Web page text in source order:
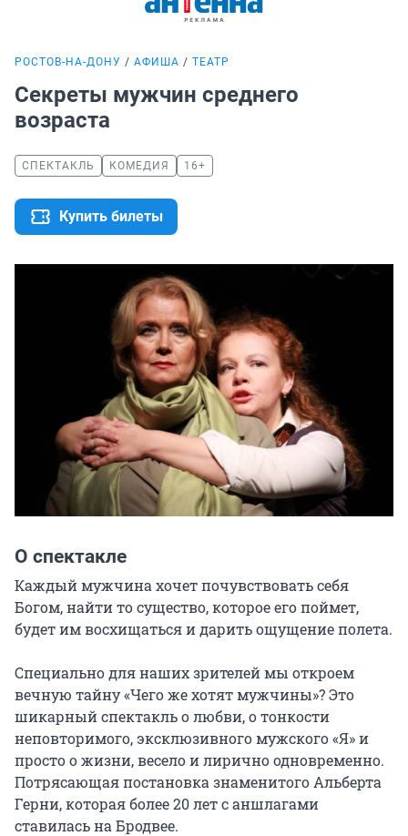
РОСТОВ-НА-ДОНУ АФИША ТЕАТР
Секреты мужчин среднего
возраста
СПЕКТАКЛЬ КОМЕДИЯ 16+
Купить билеты
О спектакле
Каждый мужчина хочет почувствовать себя
Богом, найти то существо, которое его поймет,
будет им восхищаться и дарить ощущение полета.
Специально для наших зрителей мы откроем
вечную тайну «Чего же хотят мужчины»? Это
шикарный спектакль о любви, о тонкости
неповторимого, эксклюзивного мужского «Я» и
просто о жизни, весело и лирично одновременно.
Потрясающая постановка знаменитого Альберта
Герни, которая более 20 лет с аншлагами
ставилась на Бродвее.